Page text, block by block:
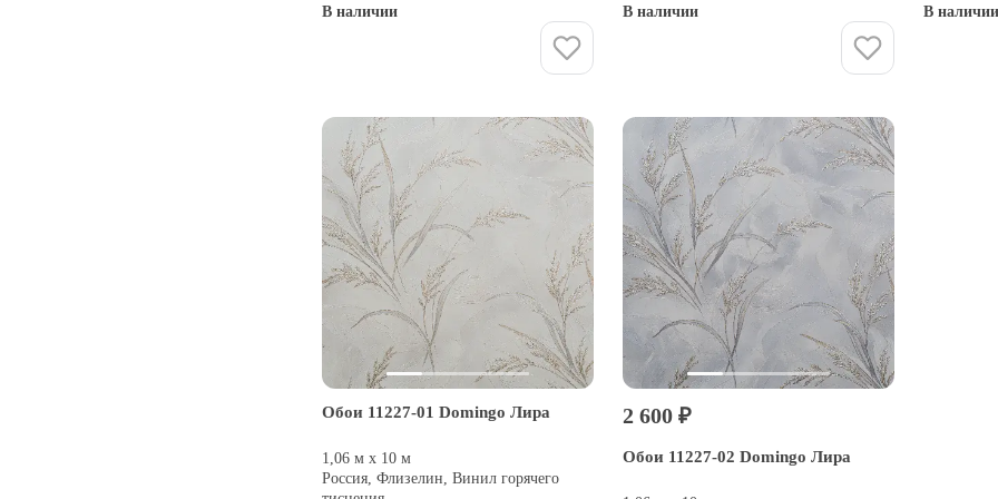
В наличии
В наличии
В наличии
Обои 11227-01 Domingo Лира
1,06 м х 10 м
Россия, Флизелин, Винил горячего
2 600 ₽
Обои 11227-02 Domingo Лира